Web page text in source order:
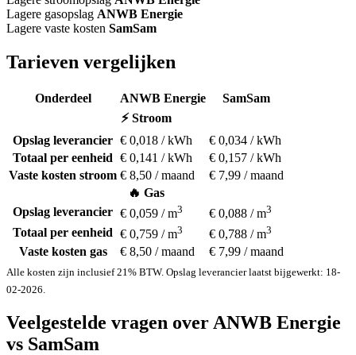
Lagere gasopslag ANWB Energie
Lagere vaste kosten SamSam
Tarieven vergelijken
Onderdeel ANWB Energie
SamSam
⚡ Stroom
Opslag leverancier € 0,018 / kWh
€ 0,034 / kWh
Totaal per eenheid € 0,141 / kWh
€ 0,157 / kWh
Vaste kosten stroom € 8,50 / maand
€ 7,99 / maand
🔥 Gas
Opslag leverancier € 0,059 / m3 € 0,088 / m3
Totaal per eenheid € 0,759 / m3 € 0,788 / m3
Vaste kosten gas € 8,50 / maand € 7,99 / maand
Alle kosten zijn inclusief 21% BTW. Opslag leverancier laatst bijgewerkt: 18-
02-2026.
Veelgestelde vragen over ANWB Energie
vs SamSam